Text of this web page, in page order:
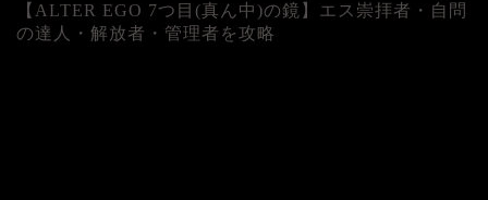
【ALTER EGO 7つ目(真ん中)の鏡】エス崇拝者・自問
の達人・解放者・管理者を攻略